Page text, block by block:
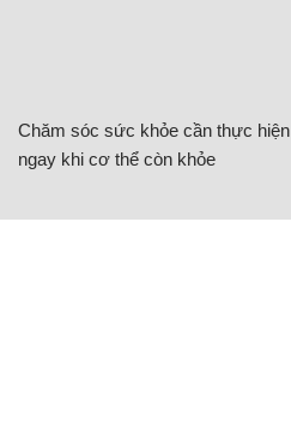
Chăm sóc sức khỏe cần thực hiện
ngay khi cơ thể còn khỏe